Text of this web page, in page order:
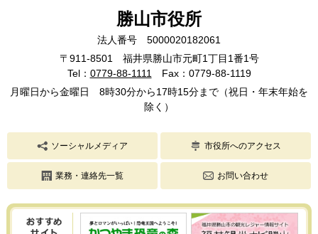
勝山市役所
法人番号 5000020182061
〒911-8501 福井県勝山市元町1丁目1番1号
Tel： 0779-88-1111Fax：0779-88-1119
月曜日から金曜日 8時30分から17時15分まで（祝日・年末年始を
除く）
ソーシャルメディア 市役所へのアクセス
業務・連絡先一覧 お問い合わせ